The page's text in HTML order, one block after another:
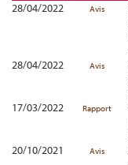
28/04/2022
Avis
28/04/2022
Avis
17/03/2022
Rapport
20/10/2021
Avis